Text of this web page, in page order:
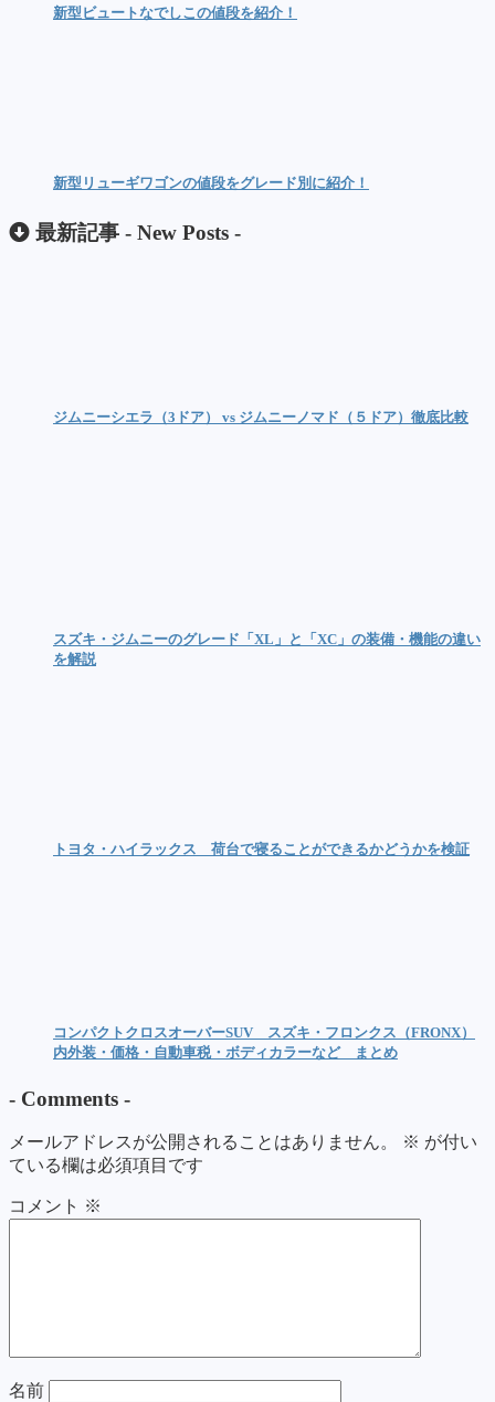
新型ビュートなでしこの値段を紹介！
新型リューギワゴンの値段をグレード別に紹介！
最新記事 - New Posts -
ジムニーシエラ（3ドア） vs ジムニーノマド（５ドア）徹底比較
スズキ・ジムニーのグレード「XL」と「XC」の装備・機能の違い
を解説
トヨタ・ハイラックス 荷台で寝ることができるかどうかを検証
コンパクトクロスオーバーSUV スズキ・フロンクス（FRONX）
内外装・価格・自動車税・ボディカラーなど まとめ
- Comments -
メールアドレスが公開されることはありません。 ※ が付い
ている欄は必須項目です
コメント ※
名前